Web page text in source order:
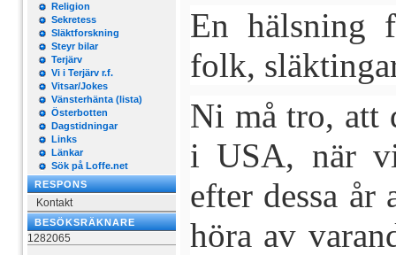
Religion
Sekretess
Släktforskning
Steyr bilar
Terjärv
Vi i Terjärv r.f.
Vitsar/Jokes
Vänsterhänta (lista)
Österbotten
Dagstidningar
Links
Länkar
Sök på Loffe.net
RESPONS
Kontakt
BESÖKSRÄKNARE
1282065
En hälsning
folk,
Ni må tro, att
i USA, när
efter dessa
höra av